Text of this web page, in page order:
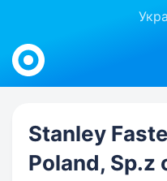
Work.ua
Stanley
Poland, Sp.z